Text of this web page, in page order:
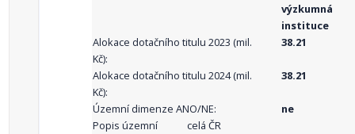
výzkumná
instituce
Alokace dotačního titulu 2023 (mil.
Kč):
38.21
Alokace dotačního titulu 2024 (mil.
Kč):
38.21
Územní dimenze ANO/NE:
ne
Popis územní
celá ČR